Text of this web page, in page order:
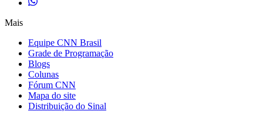
Mais
Equipe CNN Brasil
Grade de Programação
Blogs
Colunas
Fórum CNN
Mapa do site
Distribuição do Sinal